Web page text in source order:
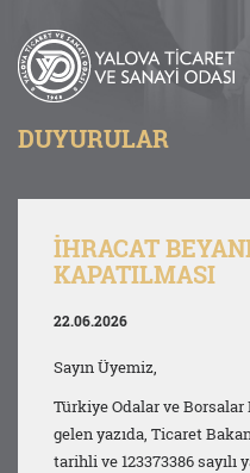
DUYURULAR
İHRACAT
KAPATILMASI
22.06.2026
Sayın Üyemiz,
Türkiye Odalar ve Borsalar
gelen yazıda, Ticaret
tarihli ve 123373386